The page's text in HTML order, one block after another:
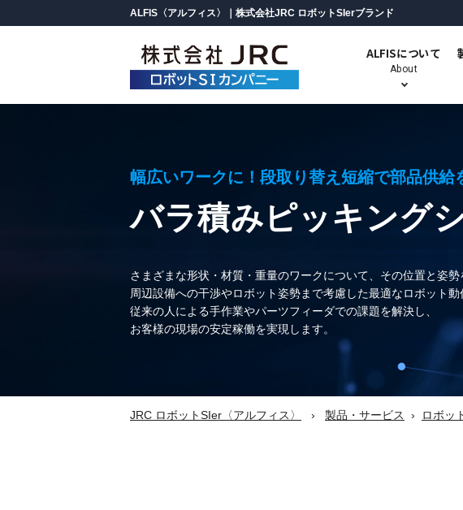
ALFIS〈アルフィス〉｜株式会社JRC ロボットSIerブランド
ALFISについて
About
ALFISについて
一覧を見る
ALFIS のミッ
ロボットパレタイズシステム
バラ積みピッキングシステム
幅広いワークに！段取り替え短縮で部品供給
バラ積みピッキング
さまざまな形状・材質・重量のワークについて、その位置と姿勢
周辺設備への干渉やロボット姿勢まで考慮した最適なロボット
従来の人による手作業やパーツフィーダでの課題を解決し、
お客様の現場の安定稼働を実現します。
JRC ロボットSIer〈アルフィス〉 製品・サービス ロボッ